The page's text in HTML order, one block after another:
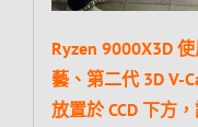
Ryzen 9000X3D
藝、第二代 3D V-
放置於 CCD 下方